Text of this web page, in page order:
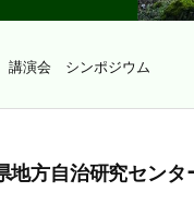
講演会 シンポジウム
地方自治研究センタ